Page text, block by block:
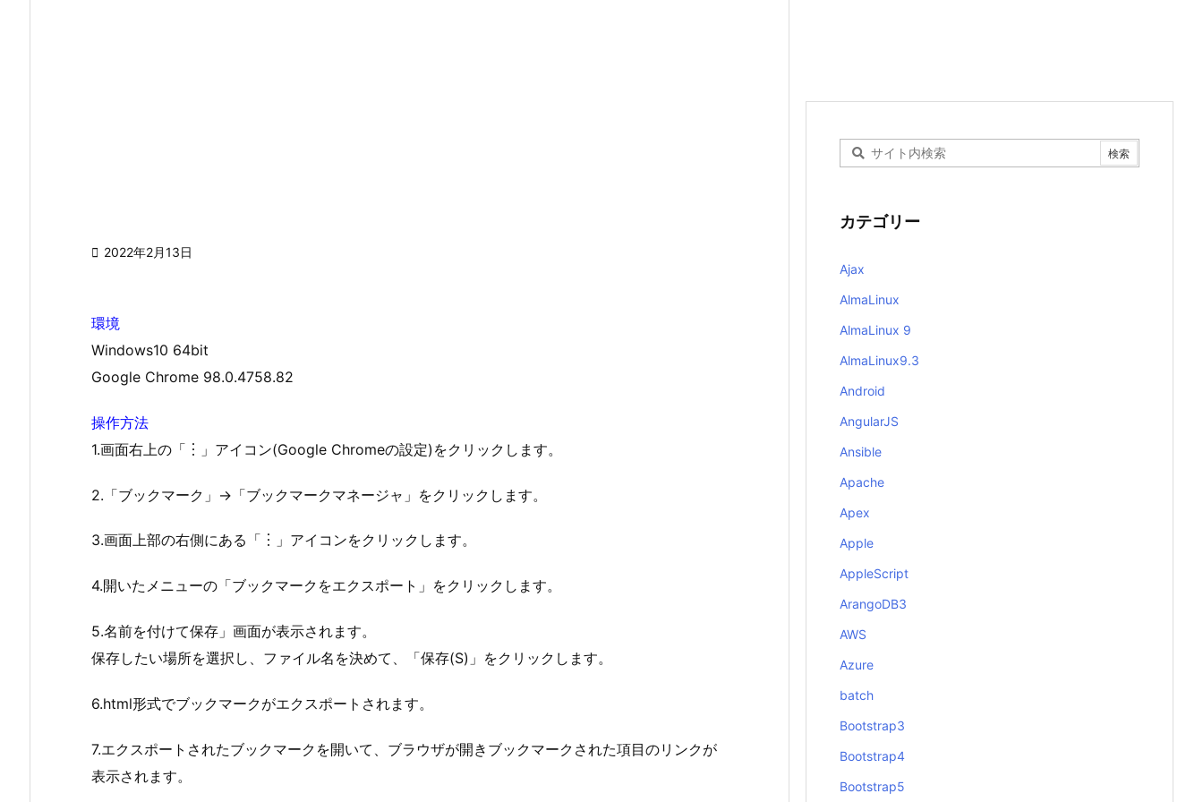
 2022年2月13日
環境
Windows10 64bit
Google Chrome 98.0.4758.82
操作方法
1.画面右上の「︙」アイコン(Google Chromeの設定)をクリックします。
2.「ブックマーク」->「ブックマークマネージャ」をクリックします。
3.画面上部の右側にある「︙」アイコンをクリックします。
4.開いたメニューの「ブックマークをエクスポート」をクリックします。
5.名前を付けて保存」画面が表示されます。
保存したい場所を選択し、ファイル名を決めて、「保存(S)」をクリックします。
6.html形式でブックマークがエクスポートされます。
7.エクスポートされたブックマークを開いて、ブラウザが開きブックマークされた項目のリンクが
表示されます。
カテゴリー
Ajax
AlmaLinux
AlmaLinux 9
AlmaLinux9.3
Android
AngularJS
Ansible
Apache
Apex
Apple
AppleScript
ArangoDB3
AWS
Azure
batch
Bootstrap3
Bootstrap4
Bootstrap5